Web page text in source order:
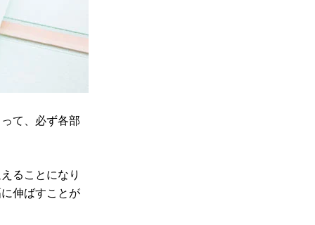
て、必ず各部
ることになり
伸ばすことが